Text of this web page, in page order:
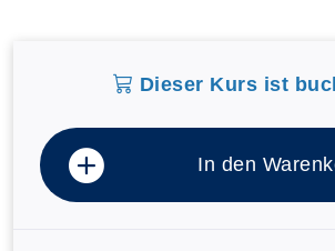
Dieser Kurs ist
In den